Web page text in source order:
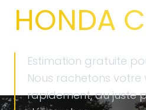
HONDA
Estimation gratuite
Nous rachetons votre
rapidement, au juste